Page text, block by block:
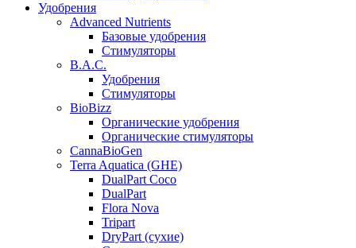
Удобрения
Advanced Nutrients
Базовые удобрения
Стимуляторы
B.A.C.
Удобрения
Стимуляторы
BioBizz
Органические удобрения
Органические стимуляторы
CannaBioGen
Terra Aquatica (GHE)
DualPart Coco
DualPart
Flora Nova
Tripart
DryPart (сухие)